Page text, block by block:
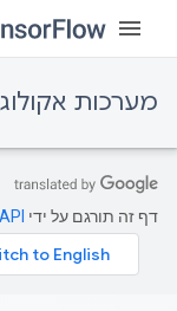
מערכות
דף זה תורגם על ידי